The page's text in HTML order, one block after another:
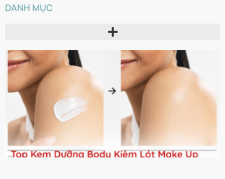
DANH MỤC